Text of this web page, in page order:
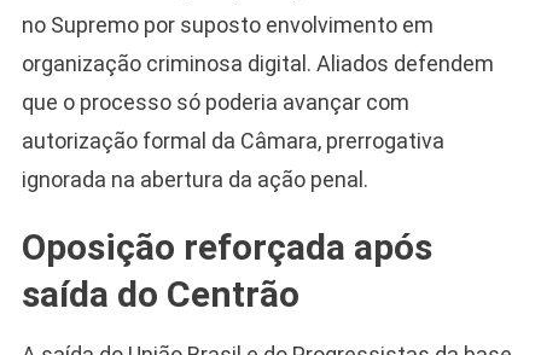
no Supremo por suposto envolvimento em
organização criminosa digital. Aliados defendem
que o processo só poderia avançar com
autorização formal da Câmara, prerrogativa
ignorada na abertura da ação penal.
Oposição reforçada após
saída do Centrão
Camiseta Camisa
Bolsonaro Presidente
2026 Pátria Brasil 6 X